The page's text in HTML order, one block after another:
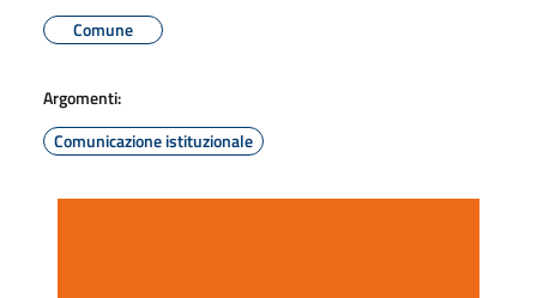
Comune
Argomenti:
Comunicazione istituzionale